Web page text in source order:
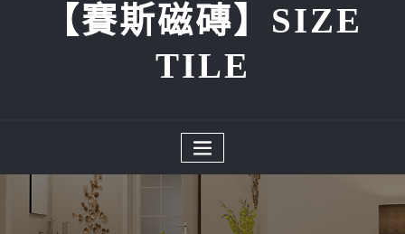
【賽斯磁磚】SIZE
TILE